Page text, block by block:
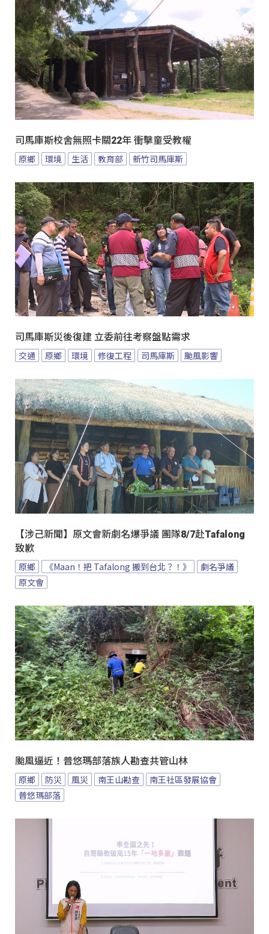
司馬庫斯校舍無照卡關22年 衝擊童受教權
原鄉 環境 生活 教育部 新竹司馬庫斯
司馬庫斯災後復建 立委前往考察盤點需求
交通 原鄉 環境 修復工程 司馬庫斯 颱風影響
【涉己新聞】原文會新劇名爆爭議 團隊8/7赴Tafalong
致歉
原鄉 《Maan！把 Tafalong 搬到台北？！》
劇名爭議
原文會
颱風逼近！普悠瑪部落族人勘查共管山林
原鄉 防災 風災 南王山勘查
南王社區發展協會
普悠瑪部落